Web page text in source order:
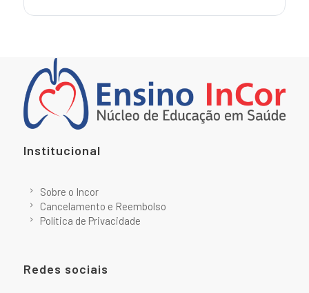
Institucional
Sobre o Incor
Cancelamento e Reembolso
Política de Privacidade
Redes sociais